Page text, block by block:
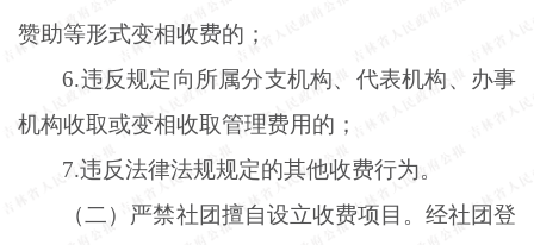
赞助等形式变相收费的；
6.违反规定向所属分支机构、代表机构、办事
机构收取或变相收取管理费用的；
7.违反法律法规规定的其他收费行为。
（二）严禁社团擅自设立收费项目。经社团登